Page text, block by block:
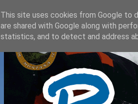
This site uses cookies from Google to
are shared with Google along with
statistics, and to detect and address